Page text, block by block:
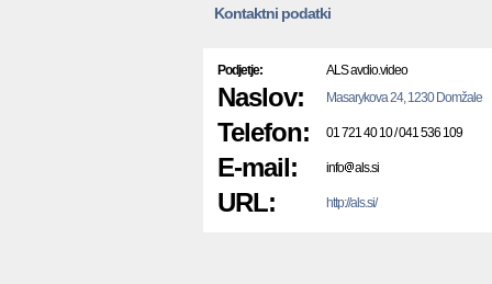
Kontaktni podatki
Podjetje: ALS avdio.video
Naslov: Masarykova 24, 1230 Domžale
Telefon: 01 721 40 10 / 041 536 109
E-mail: info als.si
URL: http://als.si/